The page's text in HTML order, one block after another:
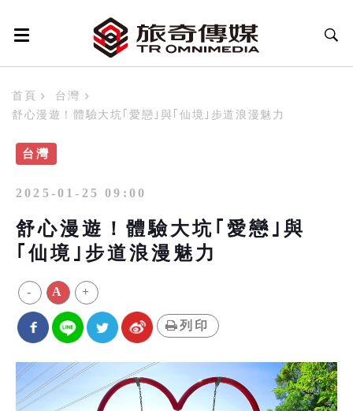
首頁
台灣
舒心漫遊！體驗大坑｢愛戀｣與｢仙境｣步道浪漫魅力
台灣
2025-01-25 09:00
舒心漫遊！體驗大坑｢愛戀｣與
｢仙境｣步道浪漫魅力
- A +
列印